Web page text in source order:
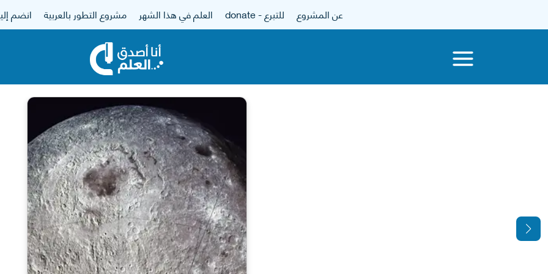
عن المشروع للتبرع - donate العلم في هذا الشهر مشروع التطور بالعربية انضم